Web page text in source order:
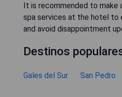
It is recommended to make
spa services at the hotel to
and avoid disappointment
Destinos
Gales del Sur San Pedro